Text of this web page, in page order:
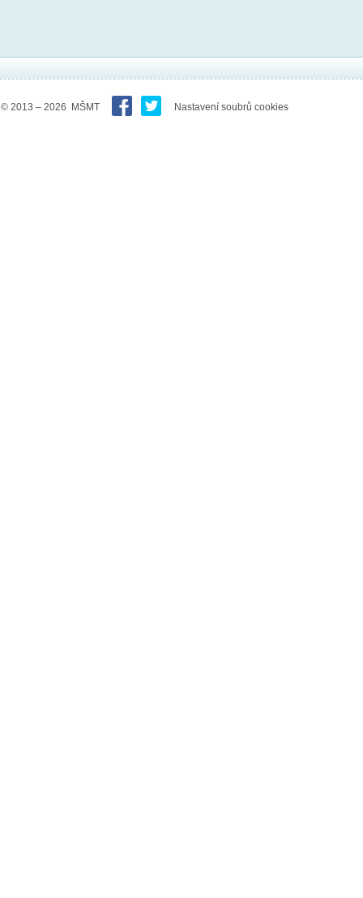
© 2013 – 2026 MŠMT Nastavení soubrů cookies